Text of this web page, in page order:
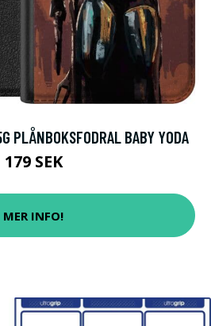
PLÅNBOKSFODRAL BABY YODA
179 SEK
MER INFO!